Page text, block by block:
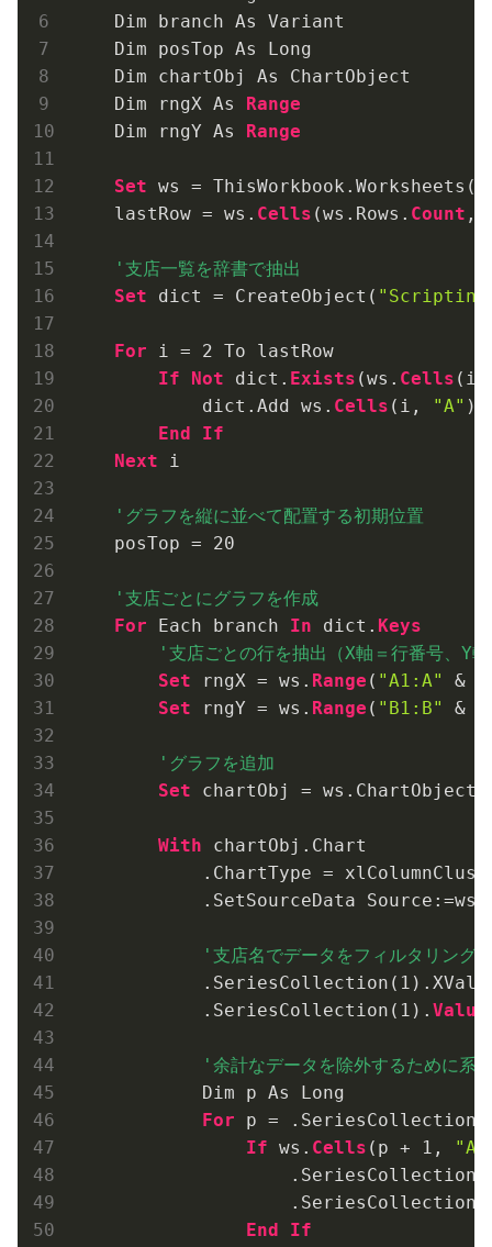
    Dim branch As Variant
    Dim posTop As Long
    Dim chartObj As ChartObject
    Dim rngX As
Range
    Dim rngY As
Range
Set ws = ThisWorkbook.Worksheets(
    lastRow = ws.
Cells (ws.Rows. Count ,
Set dict = CreateObject(
For i = 2 To lastRow
If
Not dict. Exists (ws. Cells
            dict.Add ws.
Cells (i, "A" ).
End
If
Next i
    posTop =
20
For Each branch In dict. Keys
Set rngX = ws. Range ( "A1:A"
&
Set rngY = ws. Range ( "B1:B" &
Set chartObj =
With chartObj.Chart
.ChartType =
            .SetSourceData Source:=ws.
            .SeriesCollection(
1
            .SeriesCollection(
1 ).
            Dim p As Long
For p = .SeriesCollection(
If ws. Cells (p + 1 , "A"
                    .SeriesCollection(
                    .SeriesCollection(
End
If